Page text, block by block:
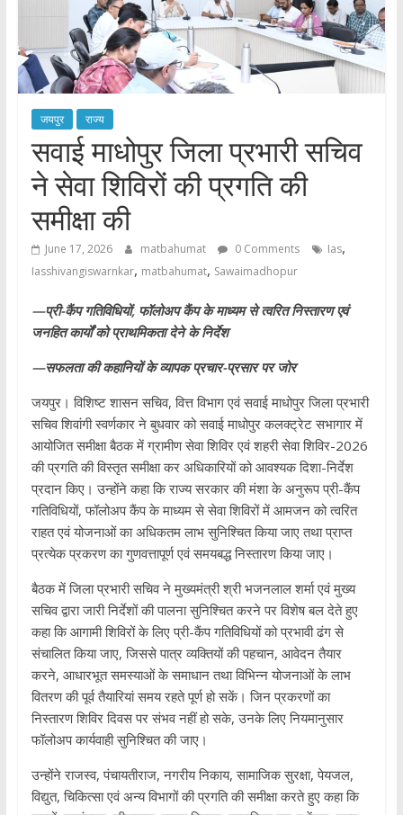
जयपुर राज्य
सवाई माधोपुर जिला प्रभारी सचिव
ने सेवा शिविरों की प्रगति की
समीक्षा की
June 17, 2026 matbahumat 0 Comments Ias,
Iasshivangiswarnkar, matbahumat, Sawaimadhopur
—प्री-कैंप गतिविधियों, फॉलोअप कैंप के माध्यम से त्वरित निस्तारण एवं
जनहित कार्यों को प्राथमिकता देने के निर्देश
—सफलता की कहानियों के व्यापक प्रचार-प्रसार पर जोर
जयपुर। विशिष्ट शासन सचिव, वित्त विभाग एवं सवाई माधोपुर जिला प्रभारी
सचिव शिवांगी स्वर्णकार ने बुधवार को सवाई माधोपुर कलक्ट्रेट सभागार में
आयोजित समीक्षा बैठक में ग्रामीण सेवा शिविर एवं शहरी सेवा शिविर-2026
की प्रगति की विस्तृत समीक्षा कर अधिकारियों को आवश्यक दिशा-निर्देश
प्रदान किए। उन्होंने कहा कि राज्य सरकार की मंशा के अनुरूप प्री-कैंप
गतिविधियों, फॉलोअप कैंप के माध्यम से सेवा शिविरों में आमजन को त्वरित
राहत एवं योजनाओं का अधिकतम लाभ सुनिश्चित किया जाए तथा प्राप्त
प्रत्येक प्रकरण का गुणवत्तापूर्ण एवं समयबद्ध निस्तारण किया जाए।
बैठक में जिला प्रभारी सचिव ने मुख्यमंत्री श्री भजनलाल शर्मा एवं मुख्य
सचिव द्वारा जारी निर्देशों की पालना सुनिश्चित करने पर विशेष बल देते हुए
कहा कि आगामी शिविरों के लिए प्री-कैंप गतिविधियों को प्रभावी ढंग से
संचालित किया जाए, जिससे पात्र व्यक्तियों की पहचान, आवेदन तैयार
करने, आधारभूत समस्याओं के समाधान तथा विभिन्न योजनाओं के लाभ
वितरण की पूर्व तैयारियां समय रहते पूर्ण हो सकें। जिन प्रकरणों का
निस्तारण शिविर दिवस पर संभव नहीं हो सके, उनके लिए नियमानुसार
फॉलोअप कार्यवाही सुनिश्चित की जाए।
उन्होंने राजस्व, पंचायतीराज, नगरीय निकाय, सामाजिक सुरक्षा, पेयजल,
विद्युत, चिकित्सा एवं अन्य विभागों की प्रगति की समीक्षा करते हुए कहा कि